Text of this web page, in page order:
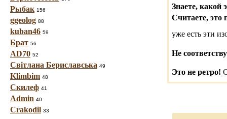
Рыбак 156
ggeolog 88
kuban46 59
Брат 56
AD70 52
Світлана Бериславська 49
Klimbim 48
Скилеф 41
Admin 40
Crakodil 33
Знаете, какой
Считаете, это
уже есть эти
Не
Это не ретро!